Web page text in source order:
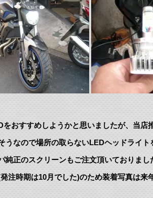
をおすすめしようかと思いましたが、当店
うなので場所の取らないLEDヘッドライ
純正のスクリーンもご注文頂いておりま
注時期は10月でした)のため装着写真は来